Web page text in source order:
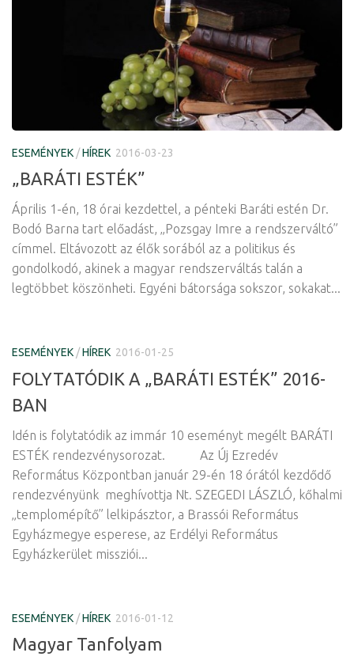
ESEMÉNYEK /HÍREK 2016-03-23
„BARÁTI ESTÉK”
Április 1-én, 18 órai kezdettel, a pénteki Baráti estén Dr.
Bodó Barna tart előadást, „Pozsgay Imre a rendszerváltó”
címmel. Eltávozott az élők sorából az a politikus és
gondolkodó, akinek a magyar rendszerváltás talán a
legtöbbet köszönheti. Egyéni bátorsága sokszor, sokakat...
ESEMÉNYEK /HÍREK 2016-01-25
FOLYTATÓDIK A „BARÁTI ESTÉK” 2016-
BAN
Idén is folytatódik az immár 10 eseményt megélt BARÁTI
ESTÉK rendezvénysorozat. Az Új Ezredév
Református Központban január 29-én 18 órától kezdődő
rendezvényünk meghívottja Nt. SZEGEDI LÁSZLÓ, kőhalmi
„templomépítő” lelkipásztor, a Brassói Református
Egyházmegye esperese, az Erdélyi Református
Egyházkerület missziói...
ESEMÉNYEK /HÍREK 2016-01-12
Magyar Tanfolyam